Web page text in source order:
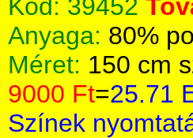
Kód: 39452
Anyaga: 80%
Méret: 150 cm
9000 Ft=25.71
Színek